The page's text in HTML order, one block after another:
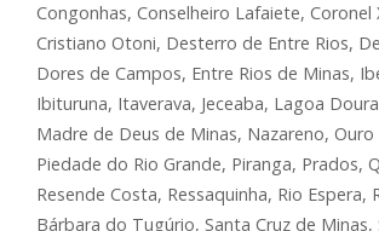
Congonhas, Conselheiro Lafaiete, Coronel
Cristiano Otoni, Desterro de Entre Rios,
Dores de Campos, Entre Rios de Minas,
Ibituruna, Itaverava, Jeceaba, Lagoa
Madre de Deus de Minas, Nazareno, Ouro
Piedade do Rio Grande, Piranga, Prados,
Resende Costa, Ressaquinha, Rio Espera,
Bárbara do Tugúrio, Santa Cruz de Minas,